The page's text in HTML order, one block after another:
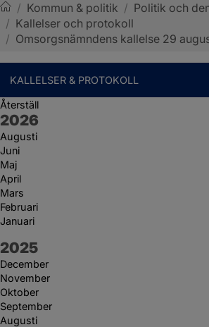
Sotenäs kommun
/ Kommun & politik / Politik och
/ Kallelser och protokoll
/ Omsorgsnämndens kallelse 29
KALLELSER & PROTOKOLL
Återställ
År:
2026
Augusti
Juni
Maj
April
Mars
Februari
Januari
År:
2025
December
November
Oktober
September
Augusti